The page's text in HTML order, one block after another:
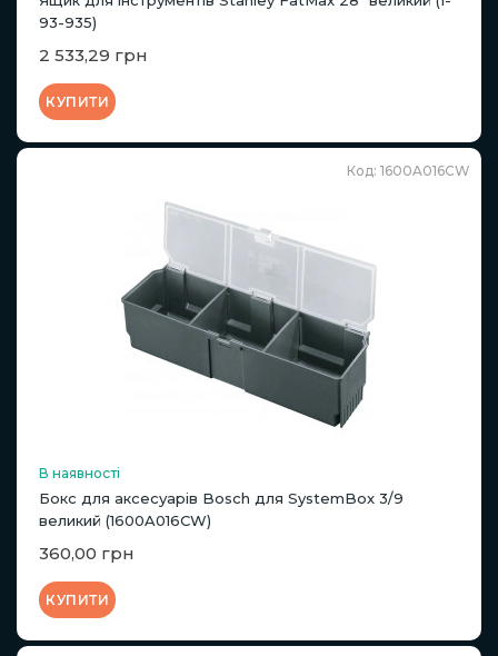
93-935)
2 533,29 грн
КУПИТИ
Код: 1600A016CW
В наявності
Бокс для аксесуарів Bosch для SystemBox 3/9
великий (1600A016CW)
360,00 грн
КУПИТИ